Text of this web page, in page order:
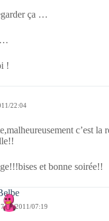
ça …
…
!
22:04
c’est la
et bonne soirée!!
02/2011/07:19